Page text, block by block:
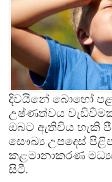
දිවයිනේ බොහෝ
උෂ්ණත්වය
ඔබට ඇතිවිය හැකි
සෞඛ්‍ය උපදෙස්
කළමානාකරණ
සිටී.